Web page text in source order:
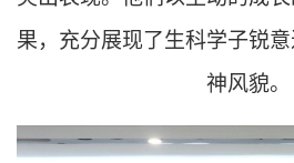
果，充分展现了生科学子锐
神风貌。